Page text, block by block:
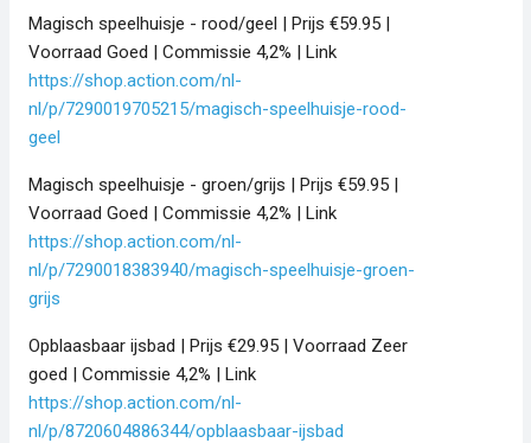
Magisch speelhuisje - rood/geel | Prijs €59.95 |
Voorraad Goed | Commissie 4,2% | Link
https://shop.action.com/nl-
nl/p/7290019705215/magisch-speelhuisje-rood-
geel
Magisch speelhuisje - groen/grijs | Prijs €59.95 |
Voorraad Goed | Commissie 4,2% | Link
https://shop.action.com/nl-
nl/p/7290018383940/magisch-speelhuisje-groen-
grijs
Opblaasbaar ijsbad | Prijs €29.95 | Voorraad Zeer
goed | Commissie 4,2% | Link
https://shop.action.com/nl-
nl/p/8720604886344/opblaasbaar-ijsbad